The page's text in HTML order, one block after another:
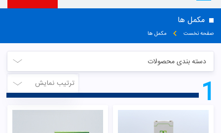
مکمل ها
صفحه نخست مکمل ها
دسته بندی محصولات
ترتیب نمایش
1